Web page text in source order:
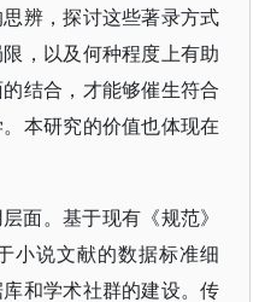
辨，探讨这些著录方式
，以及何种程度上有助
结合，才能够催生符合
本研究的价值也体现在
面。基于现有《规范》
小说文献的数据标准细
和学术社群的建设。传